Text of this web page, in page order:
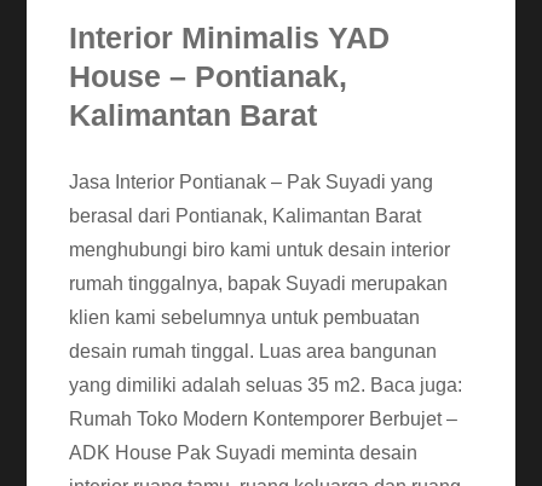
Interior Minimalis YAD
House – Pontianak,
Kalimantan Barat
Jasa Interior Pontianak – Pak Suyadi yang
berasal dari Pontianak, Kalimantan Barat
menghubungi biro kami untuk desain interior
rumah tinggalnya, bapak Suyadi merupakan
klien kami sebelumnya untuk pembuatan
desain rumah tinggal. Luas area bangunan
yang dimiliki adalah seluas 35 m2. Baca juga:
Rumah Toko Modern Kontemporer Berbujet –
ADK House Pak Suyadi meminta desain